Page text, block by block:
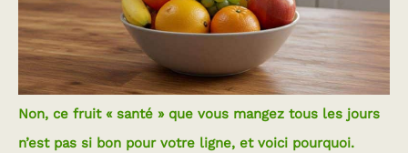
Non, ce fruit « santé » que vous mangez tous les jours
n’est pas si bon pour votre ligne, et voici pourquoi.